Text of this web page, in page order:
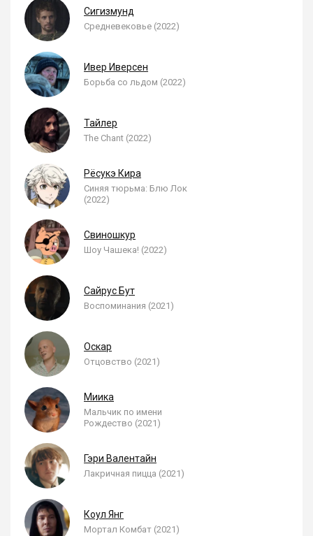
Сигизмунд
Средневековье (2022)
Ивер Иверсен
Борьба со льдом (2022)
Тайлер
The Chant (2022)
Рёсукэ Кира
Синяя тюрьма: Блю Лок
(2022)
Свиношкур
Шоу Чашека! (2022)
Сайрус Бут
Воспоминания (2021)
Оскар
Отцовство (2021)
Миика
Мальчик по имени
Рождество (2021)
Гэри Валентайн
Лакричная пицца (2021)
Коул Янг
Мортал Комбат (2021)